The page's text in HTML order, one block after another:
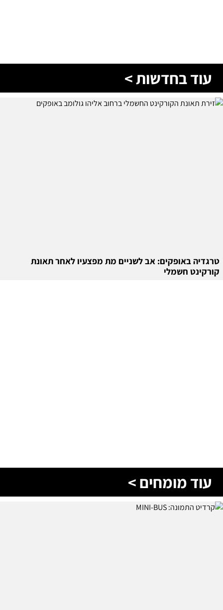
עוד בחדשות >
טרגדיה באופקים: אב לשניים מת מפצעיו לאחר תאונת
קורקינט חשמלי
עוד מומחים >